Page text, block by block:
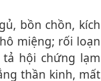
miệng; rối loạn
hội chứng lạ‌m
thần kinh, mất